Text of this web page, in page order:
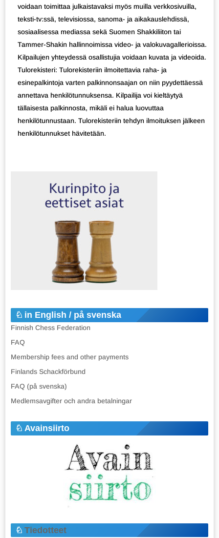
voidaan toimittaa julkaistavaksi myös muilla verkkosivuilla,
teksti-tv:ssä, televisiossa, sanoma- ja aikakauslehdissä,
sosiaalisessa mediassa sekä Suomen Shakkiliiton tai
Tammer-Shakin hallinnoimissa video- ja valokuvagallerioissa.
Kilpailujen yhteydessä osallistujia voidaan kuvata ja videoida.
Tulorekisteri: Tulorekisteriin ilmoitettavia raha- ja
esinepalkintoja varten palkinnonsaajan on niin pyydettäessä
annettava henkilötunnuksensa. Kilpailija voi kieltäytyä
tällaisesta palkinnosta, mikäli ei halua luovuttaa
henkilötunnustaan. Tulorekisteriin tehdyn ilmoituksen jälkeen
henkilötunnukset hävitetään.
in English / på svenska
Finnish Chess Federation
FAQ
Membership fees and other payments
Finlands Schackförbund
FAQ (på svenska)
Medlemsavgifter och andra betalningar
Avainsiirto
Tiedotteet